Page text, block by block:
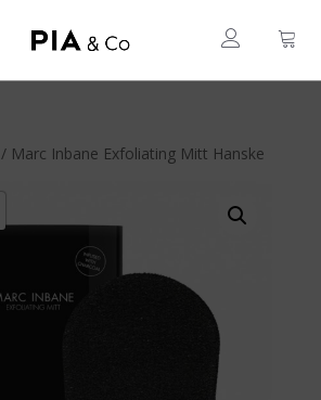
/ Marc Inbane Exfoliating Mitt Hanske